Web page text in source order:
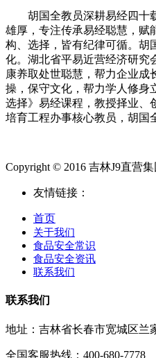
胡国全教员深耕易经四十载
雄厚，专注传承易经聪慧，赋
构、选择，皆有纪律可循。胡
化。湖北省平易近营经济研究
康养取处世聪慧，帮力企业
操，保守文化，帮力学人修身
选择》易经课程，教授择业、
培育工程办事核心教员，胡国
Copyright © 2016 吉林J9直营
友情链接：
首页
关于我们
食品安全常识
食品安全资讯
联系我们
联系我们
地址：吉林省长春市宽城区兰
全国客服热线：400-680-7778